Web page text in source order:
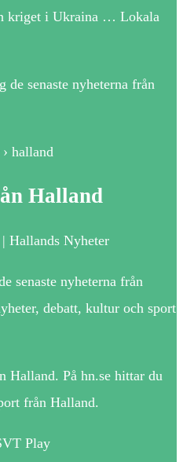
kriget i Ukraina … Lokala
senaste nyheterna från
halland
Halland
Hallands Nyheter
senaste nyheterna från
debatt, kultur och sport
Halland. På hn.se hittar du
från Halland.
Play